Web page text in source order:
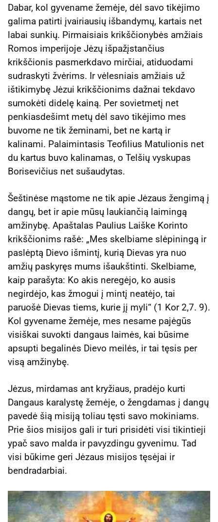
Dabar, kol gyvename žemėje, dėl savo tikėjimo
galima patirti įvairiausių išbandymų, kartais net
labai sunkių. Pirmaisiais krikščionybės amžiais
Romos imperijoje Jėzų išpažįstančius
krikščionis pasmerkdavo mirčiai, atiduodami
sudraskyti žvėrims. Ir vėlesniais amžiais už
ištikimybę Jėzui krikščionims dažnai tekdavo
sumokėti didelę kainą. Per sovietmetį net
penkiasdešimt metų dėl savo tikėjimo mes
buvome ne tik žeminami, bet ne kartą ir
kalinami. Palaimintasis Teofilius Matulionis net
du kartus buvo kalinamas, o Telšių vyskupas
Borisevičius net sušaudytas.
Šeštinėse mąstome ne tik apie Jėzaus žengimą į
dangų, bet ir apie mūsų laukiančią laimingą
amžinybę. Apaštalas Paulius Laiške Korinto
krikščionims rašė: „Mes skelbiame slėpiningą ir
paslėptą Dievo išmintį, kurią Dievas yra nuo
amžių paskyręs mums išaukštinti. Skelbiame,
kaip parašyta: Ko akis neregėjo, ko ausis
negirdėjo, kas žmogui į mintį neatėjo, tai
paruošė Dievas tiems, kurie jį myli“ (1 Kor 2,7. 9).
Kol gyvename žemėje, mes nesame pajėgūs
visiškai suvokti dangaus laimės, kai būsime
apsupti begalinės Dievo meilės, ir tai tęsis per
visą amžinybę.
Jėzus, mirdamas ant kryžiaus, pradėjo kurti
Dangaus karalystę žemėje, o žengdamas į dangų
pavedė šią misiją toliau tęsti savo mokiniams.
Prie šios misijos gali ir turi prisidėti visi tikintieji
ypač savo malda ir pavyzdingu gyvenimu. Tad
visi būkime geri Jėzaus misijos tęsėjai ir
bendradarbiai.